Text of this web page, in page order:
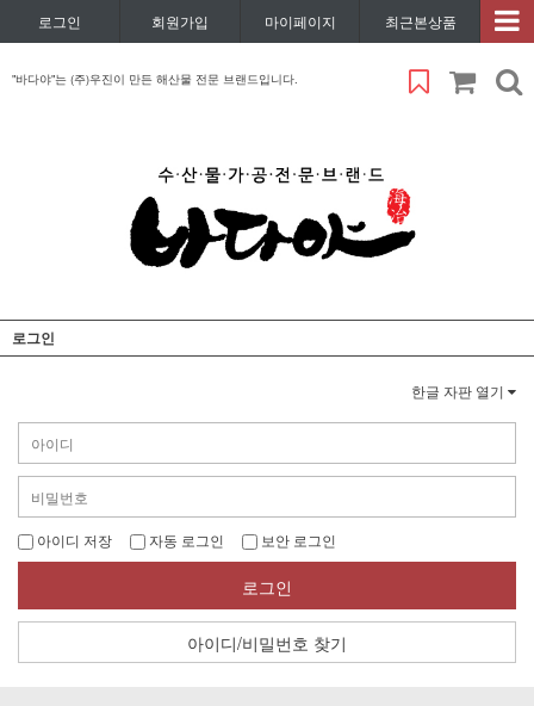
로그인 회원가입 마이페이지 최근본상품
"바다야"는 (주)우진이 만든 해산물 전문 브랜드입니다.
로그인
한글 자판 열기
아이디 저장 자동 로그인 보안 로그인
로그인
아이디/비밀번호 찾기